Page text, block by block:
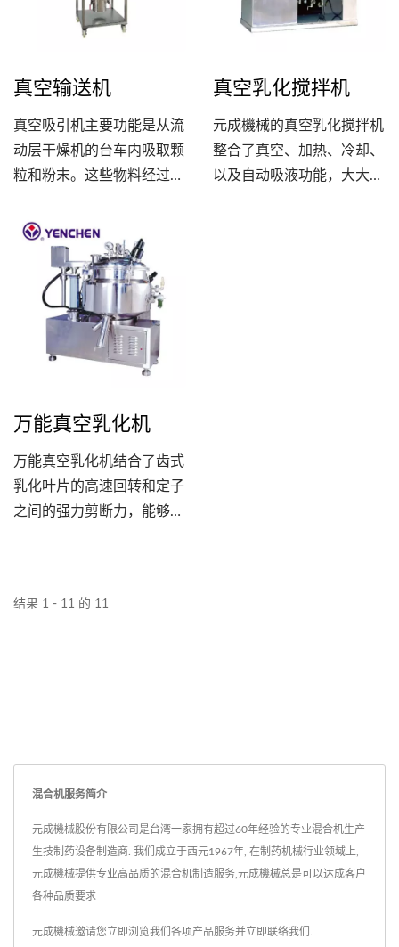
作简单，清洁方便，并且混
合比可达到1...
于多种不同类型的原料混
真空输送机
真空吸引机主要功能是从流
动层干燥机的台车内吸取颗
粒和粉末。这些物料经过整
合机内，使制程更加高效和
方便。真空吸引机设计精
巧，符合制药工业的高标准
和要求，并且能够有效地处
理各种粉末和颗粒材料。其
操作简单，可靠性高，并且
能够提供稳定的生产效率。
真空乳化搅拌机
元成機械的真空乳化搅拌机
整合了真空、加热、冷却、
以及自动吸液功能，大大缩
万能真空乳化机
万能真空乳化机结合了齿式
乳化叶片的高速回转和定子
之间的强力剪断力，能够将
设计，机器以独特的自转方
结果 1 - 11 的 11
混合机服务简介
元成機械股份有限公司是台湾一家拥有超过60年经验的专业混合机生产
生技制药设备制造商. 我们成立于西元1967年, 在制药机械行业领域上,
元成機械提供专业高品质的混合机制造服务,元成機械总是可以达成客户
各种品质要求
元成機械邀请您立即浏览我们各项产品服务并立即联络我们